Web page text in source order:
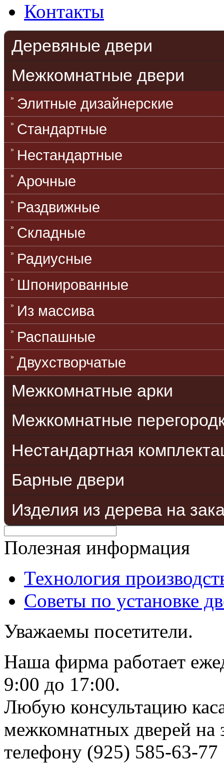
Контакты
Деревяные двери
Межкомнатные двери
Элитные дизайнерские
Стандартные
Нестандартные
Арочные
Раздвижные
Складные
Радиусные
Шпонированные
Из массива
Распашные
Двухстворчатые
Межкомнатные арки
Межкомнатные
Нестандартная
Барные двери
Изделия из дерева на
Полезная информация
Технология
Советы по установке
Уважаемы посетители.
Наша фирма работает
9:00 до 17:00.
Любую консультацию
межкомнатных дверей на
телефону (925) 585-63-77